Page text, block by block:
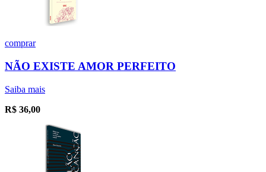
comprar
NÃO EXISTE AMOR PERFEITO
Saiba mais
R$ 36,00